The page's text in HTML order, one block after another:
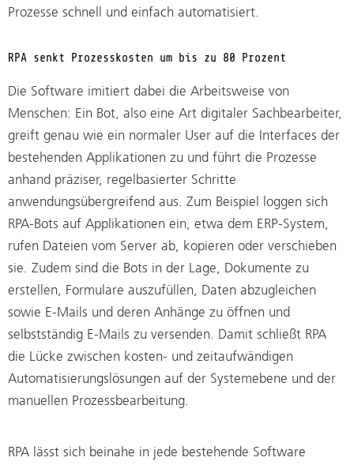
Prozesse schnell und einfach automatisiert.
RPA senkt Prozesskosten um bis zu 80 Prozent
Die Software imitiert dabei die Arbeitsweise von
Menschen: Ein Bot, also eine Art digitaler Sachbearbeiter,
greift genau wie ein normaler User auf die Interfaces der
bestehenden Applikationen zu und führt die Prozesse
anhand präziser, regelbasierter Schritte
anwendungsübergreifend aus. Zum Beispiel loggen sich
RPA-Bots auf Applikationen ein, etwa dem ERP-System,
rufen Dateien vom Server ab, kopieren oder verschieben
sie. Zudem sind die Bots in der Lage, Dokumente zu
erstellen, Formulare auszufüllen, Daten abzugleichen
sowie E-Mails und deren Anhänge zu öffnen und
selbstständig E-Mails zu versenden. Damit schließt RPA
die Lücke zwischen kosten- und zeitaufwändigen
Automatisierungslösungen auf der Systemebene und der
manuellen Prozessbearbeitung.
RPA lässt sich beinahe in jede bestehende Software